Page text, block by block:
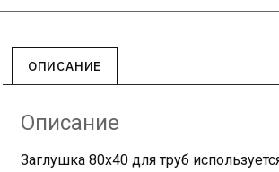
ОПИСАНИЕ
Описание
Заглушка 80х40 для труб